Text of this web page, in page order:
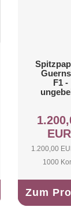
F1 -
EUR
1.200,00
1000
Zum